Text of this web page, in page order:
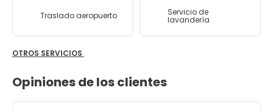
Traslado aeropuerto Servicio de
lavandería
OTROS SERVICIOS
Opiniones de los clientes